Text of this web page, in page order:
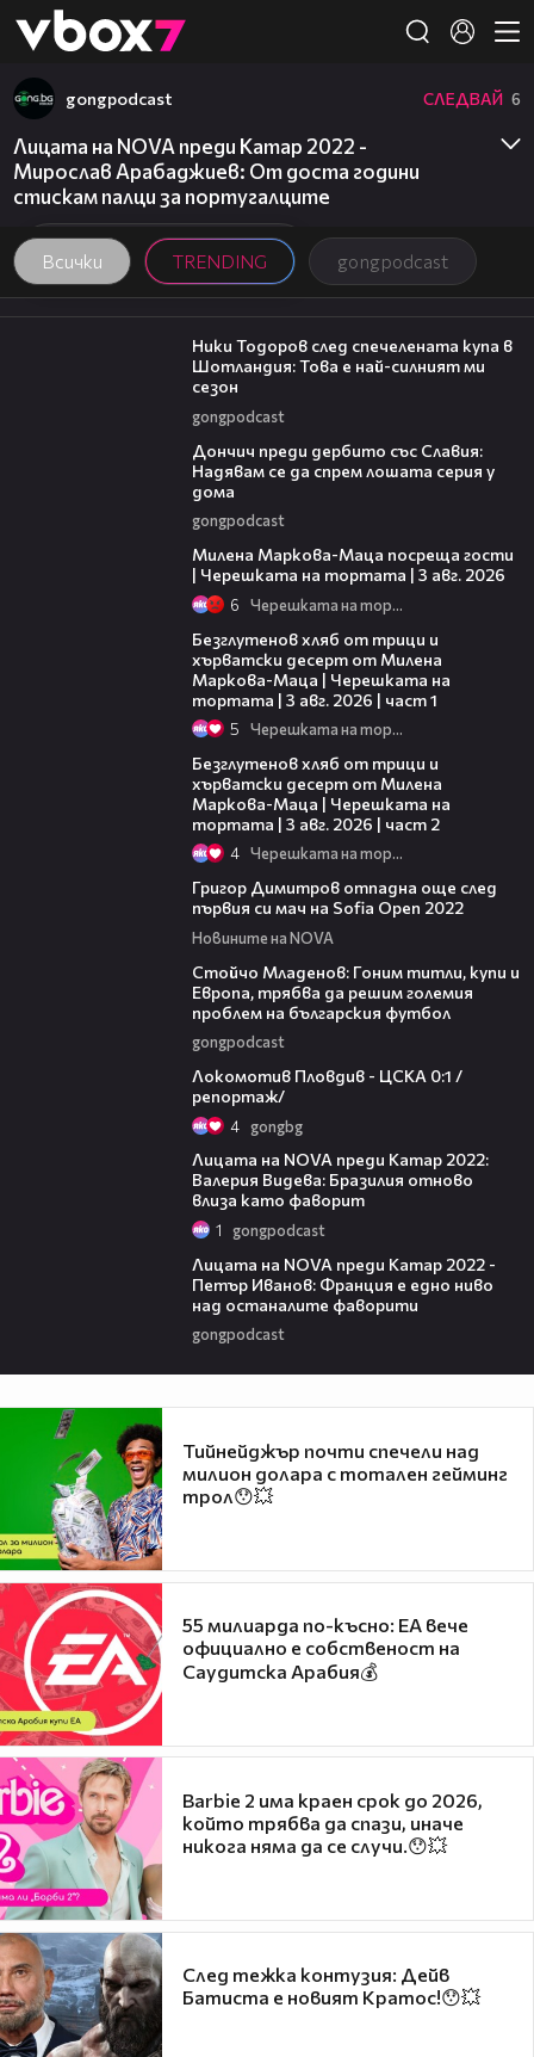
👾
Всички TRENDING gongpodcast
gongpodcast СЛЕДВАЙ 6
Лицата на NOVA преди Катар 2022 -
Мирослав Арабаджиев: От доста години
стискам палци за португалците
17:33
Ники Тодоров след спечелената купа в
Шотландия: Това е най-силният ми
сезон
gongpodcast
Дончич преди дербито със Славия:
Надявам се да спрем лошата серия у
дома
gongpodcast
Милена Маркова-Маца посреща гости
| Черешката на тортата | 3 авг. 2026
6 Черешката на тортата
Безглутенов хляб от трици и
хърватски десерт от Милена
Маркова-Маца | Черешката на
тортата | 3 авг. 2026 | част 1
5 Черешката на тортата
Безглутенов хляб от трици и
хърватски десерт от Милена
Маркова-Маца | Черешката на
тортата | 3 авг. 2026 | част 2
4 Черешката на тортата
Григор Димитров отпадна още след
първия си мач на Sofia Open 2022
Новините на NOVA
Стойчо Младенов: Гоним титли, купи и
Европа, трябва да решим големия
проблем на българския футбол
gongpodcast
Локомотив Пловдив - ЦСКА 0:1 /
репортаж/
4 gongbg
Лицата на NOVA преди Катар 2022:
Валерия Видева: Бразилия отново
влиза като фаворит
1 gongpodcast
Лицата на NOVA преди Катар 2022 -
Петър Иванов: Франция е едно ниво
над останалите фаворити
gongpodcast
Тийнейджър почти спечели над
милион долара с тотален гейминг
трол😯💥
55 милиарда по-късно: EA вече
официално е собственост на
Саудитска Арабия💰
Barbie 2 има краен срок до 2026,
който трябва да спази, иначе
никога няма да се случи.😯💥
След тежка контузия: Дейв
Батиста е новият Кратос!😯💥